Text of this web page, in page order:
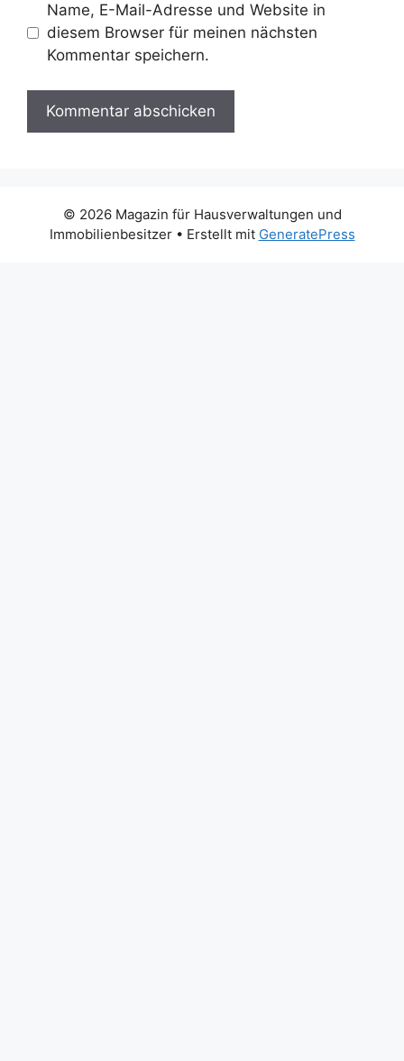
Name, E-Mail-Adresse und Website in
diesem Browser für meinen nächsten
Kommentar speichern.
© 2026 Magazin für Hausverwaltungen und
Immobilienbesitzer• Erstellt mit GeneratePress